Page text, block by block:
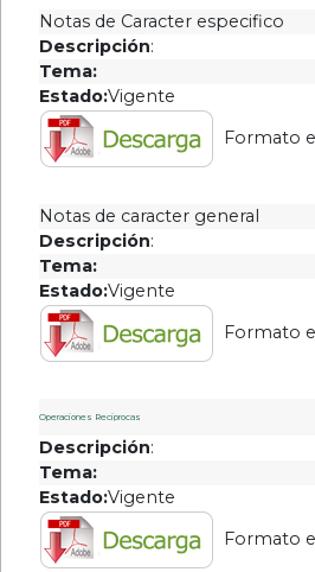
2010
Año
2009
Año
2008
Notas de Caracter especifico
Descripción:
Tema:
Estado:Vigente
Formato
Notas de caracter general
Descripción:
Tema:
Estado:Vigente
Formato
Operaciones Reciprocas
Descripción:
Tema:
Estado:Vigente
Formato